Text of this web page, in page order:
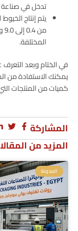
تدخل في صناعة
يتم إنتاج
المختلفة.
في الختام وبعد
يمكنك الاستفادة من
كميات من المنتجات
المشاركة
المزيد من
المدونة